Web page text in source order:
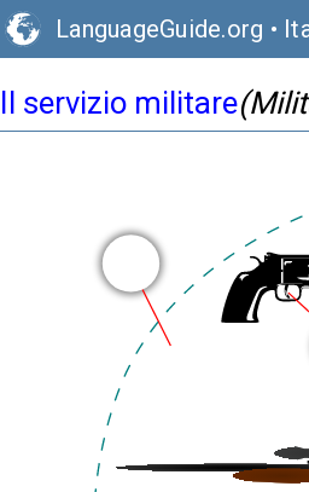
LanguageGuide.org •
Il servizio militare